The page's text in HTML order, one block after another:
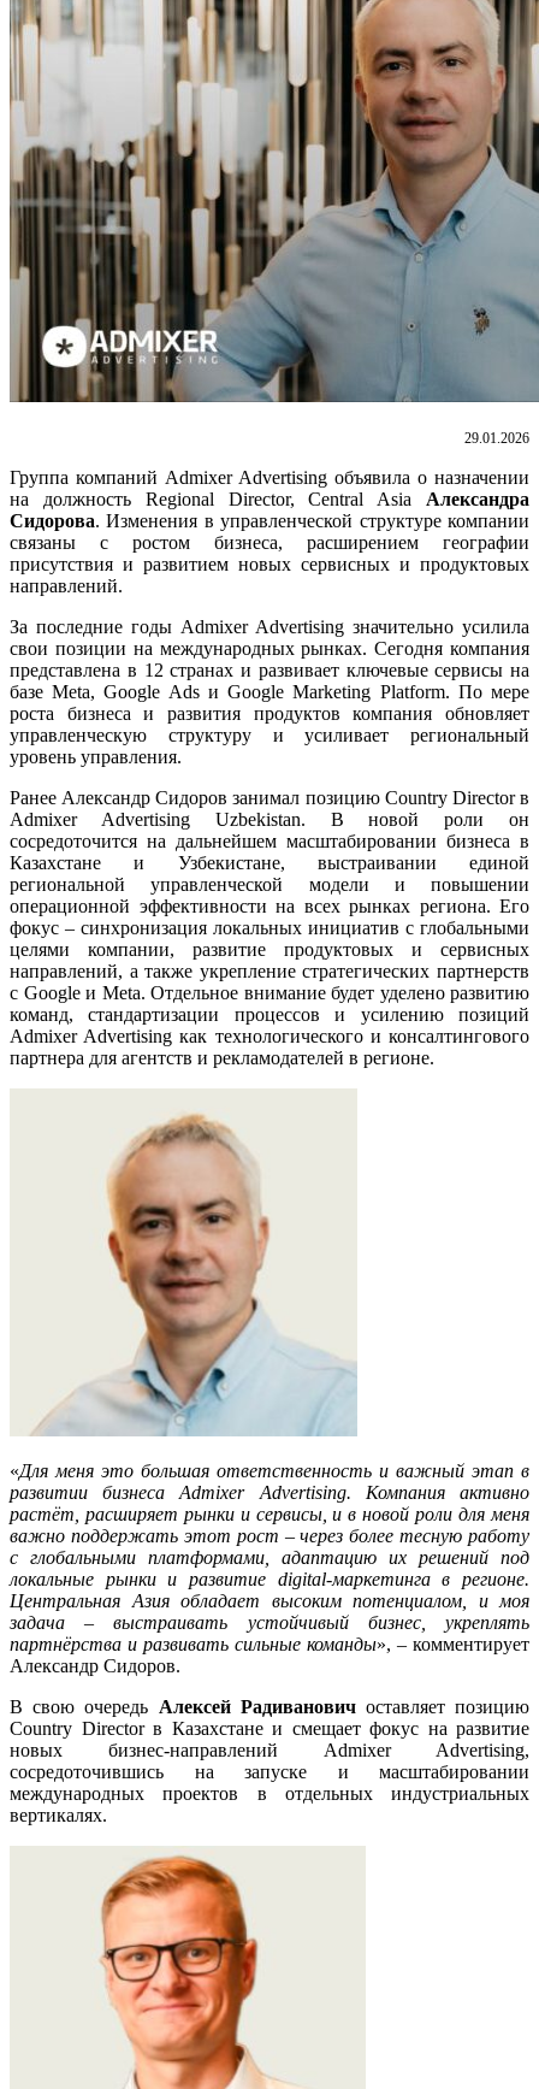
29.01.2026
Группа компаний Admixer Advertising объявила о назначении
на должность Regional Director, Central Asia Александра
Сидорова. Изменения в управленческой структуре компании
связаны с ростом бизнеса, расширением географии
присутствия и развитием новых сервисных и продуктовых
направлений.
За последние годы Admixer Advertising значительно усилила
свои позиции на международных рынках. Сегодня компания
представлена в 12 странах и развивает ключевые сервисы на
базе Meta, Google Ads и Google Marketing Platform. По мере
роста бизнеса и развития продуктов компания обновляет
управленческую структуру и усиливает региональный
уровень управления.
Ранее Александр Сидоров занимал позицию Country Director в
Admixer Advertising Uzbekistan. В новой роли он
сосредоточится на дальнейшем масштабировании бизнеса в
Казахстане и Узбекистане, выстраивании единой
региональной управленческой модели и повышении
операционной эффективности на всех рынках региона. Его
фокус – синхронизация локальных инициатив с глобальными
целями компании, развитие продуктовых и сервисных
направлений, а также укрепление стратегических партнерств
с Google и Meta. Отдельное внимание будет уделено развитию
команд, стандартизации процессов и усилению позиций
Admixer Advertising как технологического и консалтингового
партнера для агентств и рекламодателей в регионе.
«Для меня это большая ответственность и важный этап в
развитии бизнеса Admixer Advertising. Компания активно
растёт, расширяет рынки и сервисы, и в новой роли для меня
важно поддержать этот рост – через более тесную работу
с глобальными платформами, адаптацию их решений под
локальные рынки и развитие digital-маркетинга в регионе.
Центральная Азия обладает высоким потенциалом, и моя
задача – выстраивать устойчивый бизнес, укреплять
партнёрства и развивать сильные команды», – комментирует
Александр Сидоров.
В свою очередь Алексей Радивановичоставляет позицию
Country Director в Казахстане и смещает фокус на развитие
новых бизнес-направлений Admixer Advertising,
сосредоточившись на запуске и масштабировании
международных проектов в отдельных индустриальных
вертикалях.